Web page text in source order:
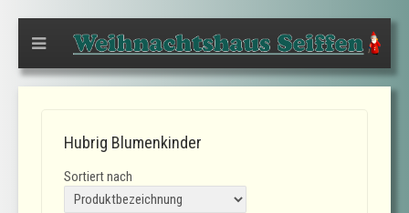
Hubrig Blumenkinder
Sortiert nach